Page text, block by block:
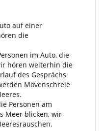
auf einer
die
im Auto, die
hören weiterhin die
des Gesprächs
Mövenschreie
Personen am
Meer blicken, wir